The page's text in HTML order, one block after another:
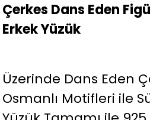
Çerkes Dans Eden
Erkek Yüzük
Üzerinde Dans Eden
Osmanlı Motifleri ile